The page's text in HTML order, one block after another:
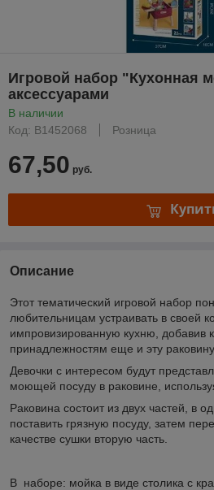
Игровой набор "Кухонная
аксессуарами
В наличии
Код: B1452068
Розница
67,50 руб.
Описание
Этот тематический игровой набор
любительницам устраивать в своей
импровизированную кухню, добавив
принадлежностям еще и эту раковину.
Девочки с интересом будут
моющей посуду в раковине,
Раковина состоит из двух частей, в
поставить грязную посуду, затем
качестве сушки вторую часть.
В наборе: мойка в виде столика с